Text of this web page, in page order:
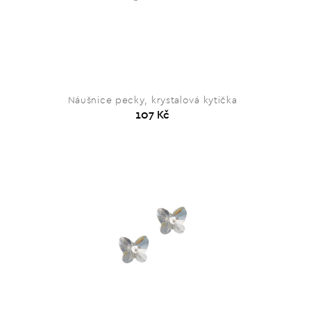
Náušnice pecky, krystalová kytička
107 Kč